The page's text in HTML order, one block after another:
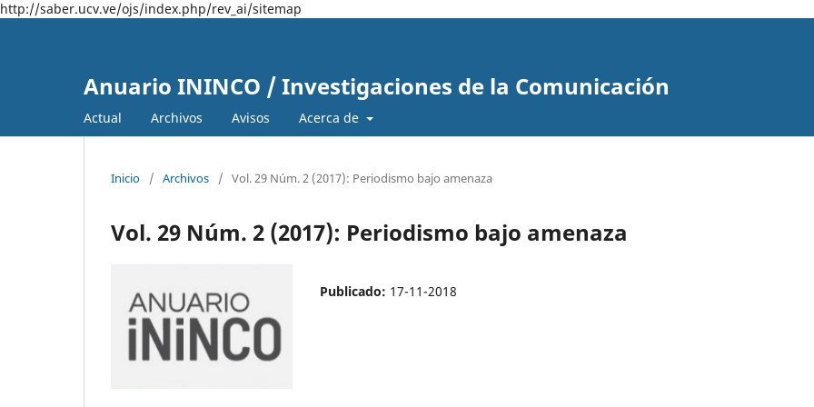
http://saber.ucv.ve/ojs/index.php/rev_ai/sitemap
Anuario ININCO / Investigaciones de la Comunicación
Actual Archivos Avisos Acerca de
Inicio / Archivos / Vol. 29 Núm. 2 (2017): Periodismo bajo amenaza
Vol. 29 Núm. 2 (2017): Periodismo bajo amenaza
Publicado: 17-11-2018